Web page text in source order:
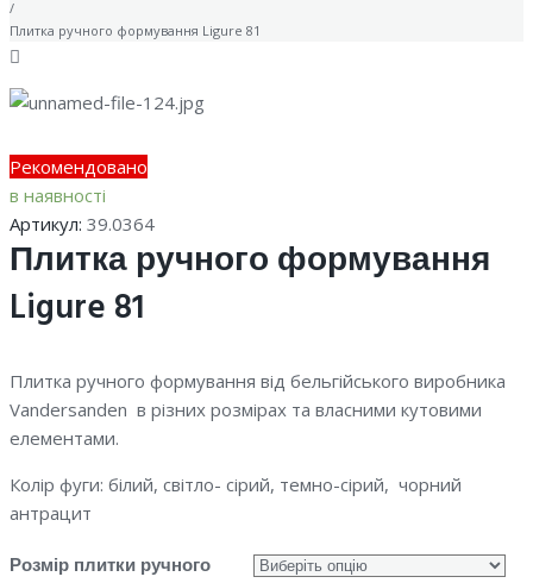
/
Плитка ручного формування Ligure 81
Рекомендовано
в наявності
Артикул: 39.0364
Плитка ручного формування
Ligure 81
Плитка ручного формування від бельгійського виробника
Vandersanden в різних розмірах та власними кутовими
елементами.
Колір фуги: білий, світло- сірий, темно-сірий, чорний
антрацит
Розмір плитки ручного